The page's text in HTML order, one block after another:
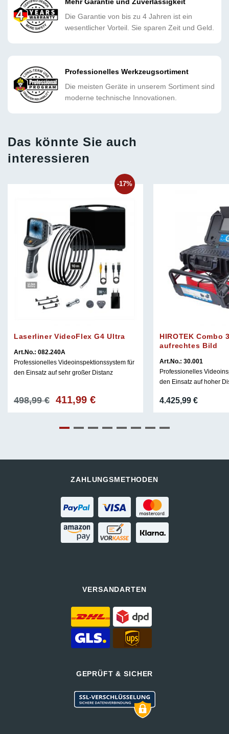
Mehr Garantie und Zuverlässigkeit
Die Garantie von bis zu 4 Jahren ist ein
wesentlicher Vorteil. Sie sparen Zeit und Geld.
Professionelles Werkzeugsortiment
Die meisten Geräte in unserem Sortiment sind
moderne technische Innovationen.
Das könnte Sie auch
interessieren
-17%
Laserliner VideoFlex G4 Ultra
Art.No.: 082.240A
Professionelles Videoinspektionssystem für
den Einsatz auf sehr großer Distanz
498,99€
Ursprünglicher
411,99 €Aktueller
HIROTEK Combo
aufrechtes Bild
Art.No.: 30.001
Professionelles
den Einsatz auf hoher
4.425,99 €
ZAHLUNGSMETHODEN
VERSANDARTEN
GEPRÜFT & SICHER